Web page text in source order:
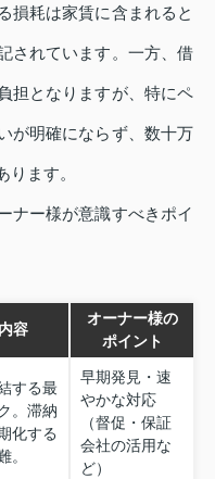
損耗は家賃に含まれると
されています。一方、借
担となりますが、特にペ
が明確にならず、数十万
ます。
ナー様が意識すべきポイ
容
オーナー様の
ポイント
する最
。滞納
化する
。
早期発見・速
やかな対応
（督促・保証
会社の活用な
ど）